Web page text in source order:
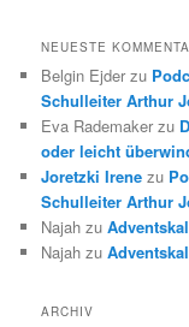
NEUESTE
Belgin Ejder zu
Schulleiter Arthur
Eva Rademaker zu
oder leicht
Joretzki Irene zu
Schulleiter Arthur
Najah zu
Najah zu
ARCHIV